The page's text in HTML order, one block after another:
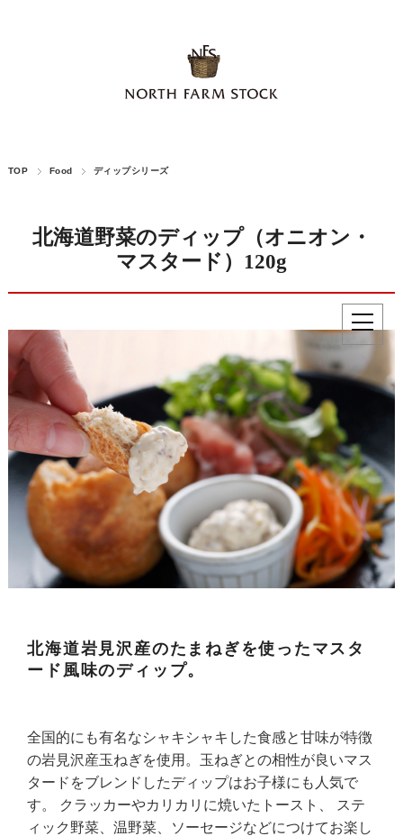
TOP Food ディップシリーズ
北海道野菜のディップ（オニオン・
マスタード）120g
北海道岩見沢産のたまねぎを使ったマスタ
ード風味のディップ。
全国的にも有名なシャキシャキした食感と甘味が特徴
の岩見沢産玉ねぎを使用。玉ねぎとの相性が良いマス
タードをブレンドしたディップはお子様にも人気で
す。 クラッカーやカリカリに焼いたトースト、 ステ
ィック野菜、温野菜、ソーセージなどにつけてお楽し